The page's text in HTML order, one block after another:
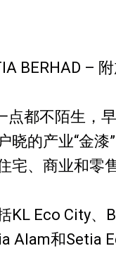
BERHAD –
点都不陌生，
晓的产业“金漆
宅、商业和零
KL Eco City、
Alam和Setia